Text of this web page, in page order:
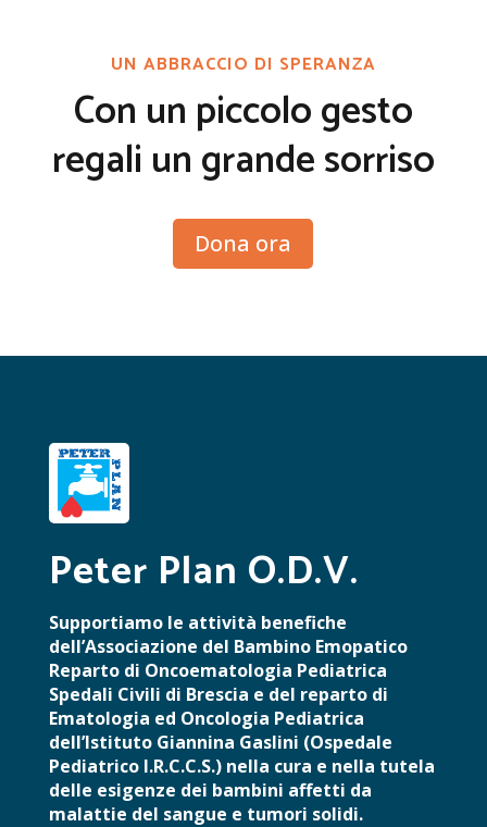
UN ABBRACCIO DI SPERANZA
Con un piccolo gesto
regali un grande sorriso
Dona ora
Peter Plan O.D.V.
Supportiamo le attività benefiche
dell’Associazione del Bambino Emopatico
Reparto di Oncoematologia Pediatrica
Spedali Civili di Brescia e del reparto di
Ematologia ed Oncologia Pediatrica
dell’Istituto Giannina Gaslini (Ospedale
Pediatrico I.R.C.C.S.) nella cura e nella tutela
delle esigenze dei bambini affetti da
malattie del sangue e tumori solidi.